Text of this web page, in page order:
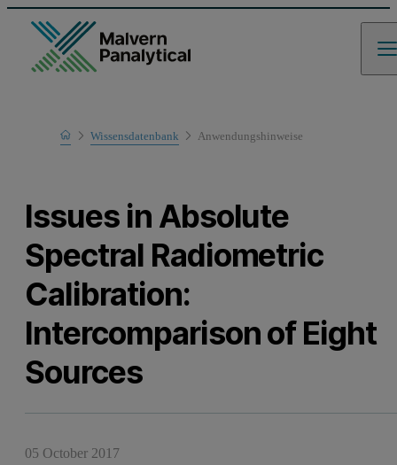
Home
Learn
Wissensdatenbank Anwendungshinweise
Issues in Absolute
Spectral Radiometric
Calibration:
Intercomparison of Eight
Sources
05 October 2017